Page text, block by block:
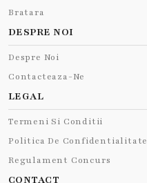
Bratara
DESPRE NOI
Despre Noi
Contacteaza-Ne
LEGAL
Termeni Si Conditii
Politica De Confidentialitate
Regulament Concurs
CONTACT